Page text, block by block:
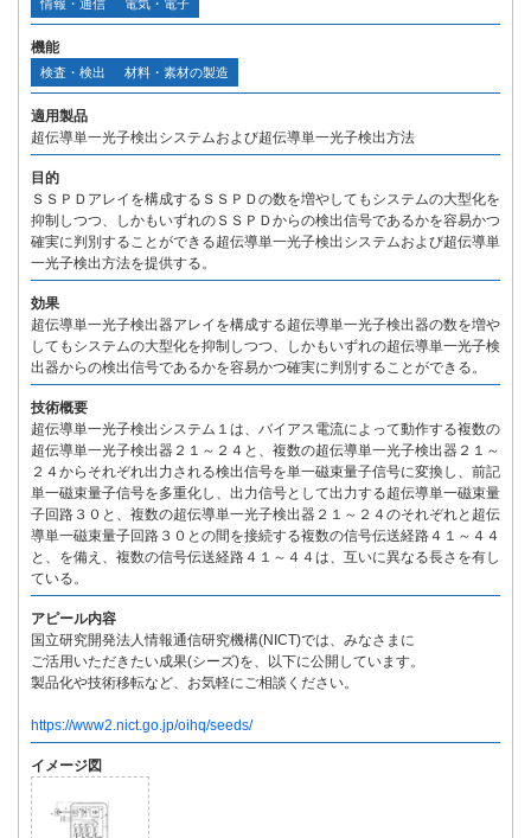
情報・通信 電気・電子
機能
検査・検出 材料・素材の製造
適用製品
超伝導単一光子検出システムおよび超伝導単一光子検出方法
目的
ＳＳＰＤアレイを構成するＳＳＰＤの数を増やしてもシステムの大型化を
抑制しつつ、しかもいずれのＳＳＰＤからの検出信号であるかを容易かつ
確実に判別することができる超伝導単一光子検出システムおよび超伝導単
一光子検出方法を提供する。
効果
超伝導単一光子検出器アレイを構成する超伝導単一光子検出器の数を増や
してもシステムの大型化を抑制しつつ、しかもいずれの超伝導単一光子検
出器からの検出信号であるかを容易かつ確実に判別することができる。
技術概要
超伝導単一光子検出システム１は、バイアス電流によって動作する複数の
超伝導単一光子検出器２１～２４と、複数の超伝導単一光子検出器２１～
２４からそれぞれ出力される検出信号を単一磁束量子信号に変換し、前記
単一磁束量子信号を多重化し、出力信号として出力する超伝導単一磁束量
子回路３０と、複数の超伝導単一光子検出器２１～２４のそれぞれと超伝
導単一磁束量子回路３０との間を接続する複数の信号伝送経路４１～４４
と、を備え、複数の信号伝送経路４１～４４は、互いに異なる長さを有し
ている。
アピール内容
国立研究開発法人情報通信研究機構(NICT)では、みなさまに
ご活用いただきたい成果(シーズ)を、以下に公開しています。
製品化や技術移転など、お気軽にご相談ください。
https://www2.nict.go.jp/oihq/seeds/
イメージ図